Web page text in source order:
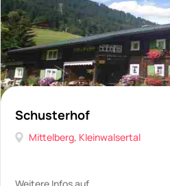
Schusterhof
Mittelberg, Kleinwalsertal